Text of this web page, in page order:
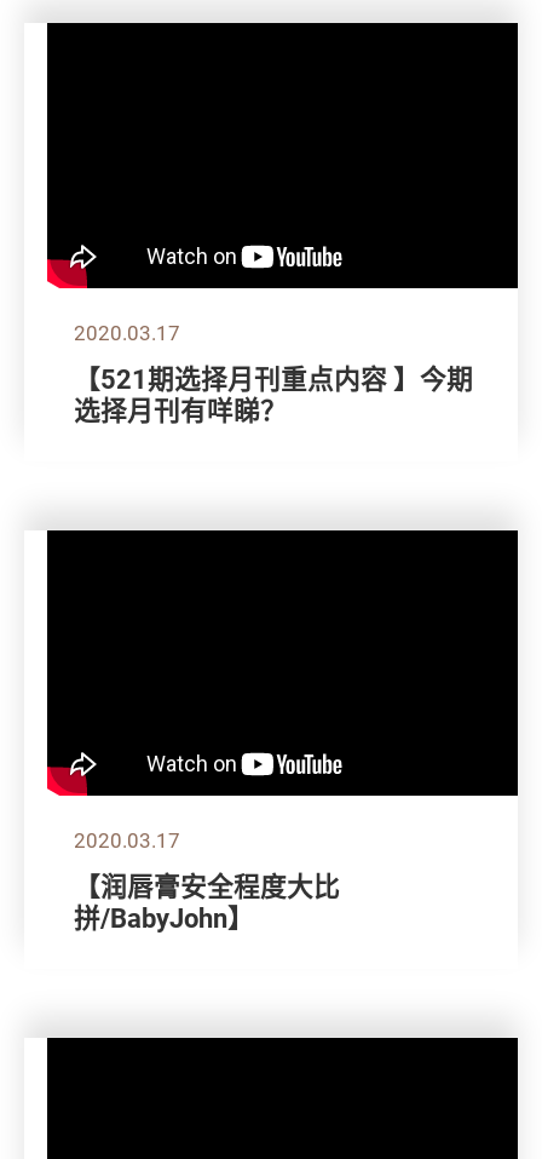
2020.03.17
【521期选择月刊重点内容 】今期
选择月刊有咩睇？
2020.03.17
【润唇膏安全程度大比
拼/BabyJohn】